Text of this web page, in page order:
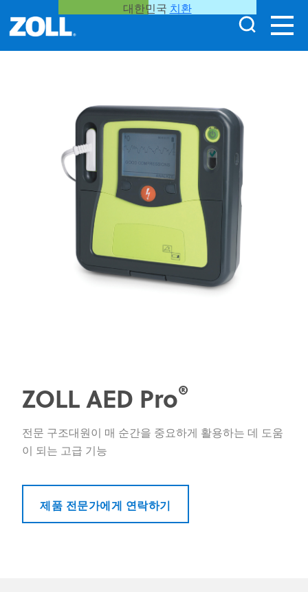
대한민국 치환
ZOLL AED Pro®
전문 구조대원이 매 순간을 중요하게 활용하는 데 도움
이 되는 고급 기능
제품 전문가에게 연락하기